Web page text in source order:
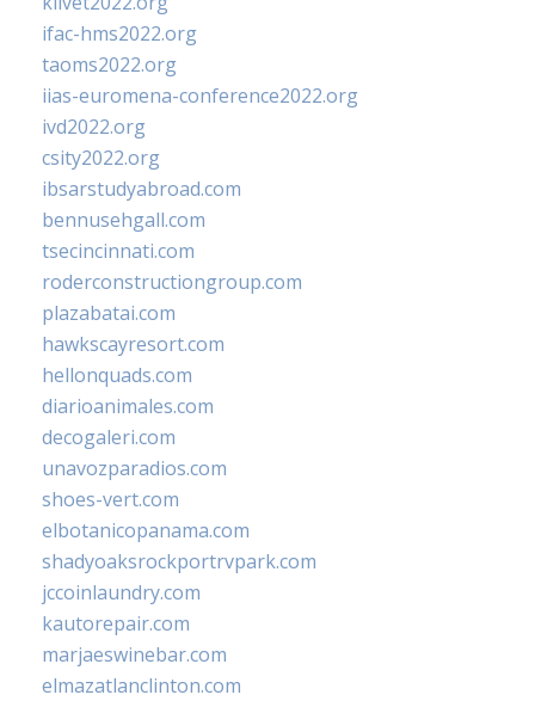
ifac-hms2022.org
taoms2022.org
iias-euromena-conference2022.org
ivd2022.org
csity2022.org
ibsarstudyabroad.com
bennusehgall.com
tsecincinnati.com
roderconstructiongroup.com
plazabatai.com
hawkscayresort.com
hellonquads.com
diarioanimales.com
decogaleri.com
unavozparadios.com
shoes-vert.com
elbotanicopanama.com
shadyoaksrockportrvpark.com
jccoinlaundry.com
kautorepair.com
marjaeswinebar.com
elmazatlanclinton.com